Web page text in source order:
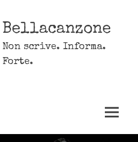
Bellacanzone
Non scrive. Informa.
Forte.
MENU